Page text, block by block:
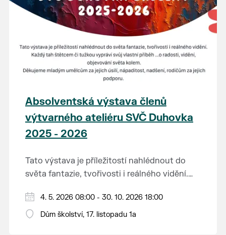
Absolventská výstava členů
výtvarného ateliéru SVČ Duhovka
2025 - 2026
Tato výstava je příležitostí nahlédnout do
světa fantazie, tvořivosti i reálného vidění.
vlastní příběh... o radosti, vidění, objevování
světa kolem.
Děkujeme mladým umělcům za jejich úsilí,
nápaditost, nadšení, rodičům za jejich
4. 5. 2026 08:00 - 30. 10. 2026 18:00
Dům školství, 17. listopadu 1a